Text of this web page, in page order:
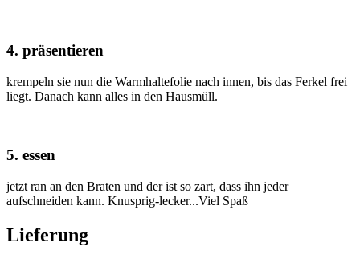
4. präsentieren
krempeln sie nun die Warmhaltefolie nach innen, bis das Ferkel frei
liegt. Danach kann alles in den Hausmüll.
5. essen
jetzt ran an den Braten und der ist so zart, dass ihn jeder
aufschneiden kann. Knusprig-lecker...Viel Spaß
Lieferung